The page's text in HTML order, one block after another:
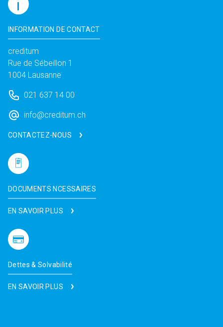
INFORMATION DE CONTACT
creditum
Rue de Sébeillon 1
1004 Lausanne
021 637 14 00
info@creditum.ch
CONTACTEZ-NOUS
DOCUMENTS NCESSAIRES
EN SAVOIR PLUS
Dettes & Solvabilité
EN SAVOIR PLUS